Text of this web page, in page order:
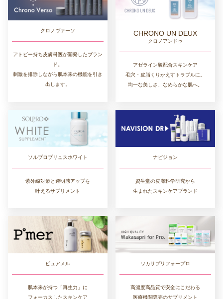
クロノヴァーソ
アトピー持ち皮膚科医が開発したブラン
ド。
刺激を排除しながら肌本来の機能を引き
出します。
CHRONO UN DEUX
クロノアンドゥ
アゼライン酸配合スキンケア
毛穴・皮脂くりかえすトラブルに。
均一な美しさ、なめらかな肌へ。
ソルプロプリュスホワイト
紫外線対策と透明感アップを
叶えるサプリメント
ナビジョン
資生堂の皮膚科学研究から
生まれたスキンケアブランド
ピュアメル
肌本来が持つ「再生力」に
フォーカスしたスキンケア
ワカサプリフォープロ
高濃度高品質で安全にこだわる
医療機関専売のサプリメント